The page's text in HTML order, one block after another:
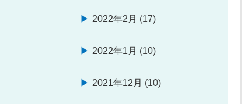
2022年2月 (17)
2022年1月 (10)
2021年12月 (10)